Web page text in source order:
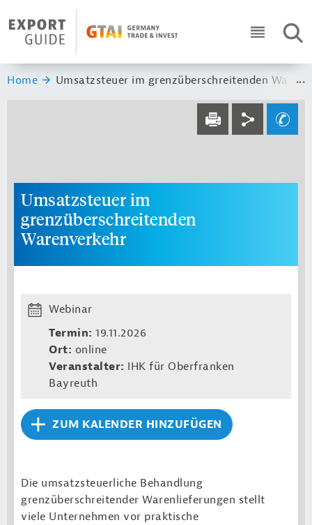
Header Logo
ICON
Sie sind hier:
Home Umsatzsteuer im grenzüberschreitenden
Service navi
DRUCKEN
Social navi
Ihre Frage an
Umsatzsteuer im
grenzüberschreitenden
Warenverkehr
Webinar
Termin: 19.11.2026
Ort: online
Veranstalter: IHK für Oberfranken
Bayreuth
ZUM KALENDER HINZUFÜGEN
Die umsatzsteuerliche Behandlung
grenzüberschreitender Warenlieferungen stellt
viele Unternehmen vor praktische